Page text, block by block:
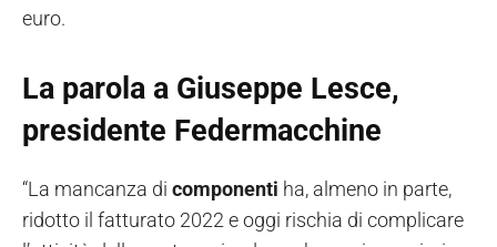
euro.
La parola a Giuseppe Lesce,
presidente Federmacchine
“La mancanza di componenti ha, almeno in parte,
ridotto il fatturato 2022 e oggi rischia di complicare